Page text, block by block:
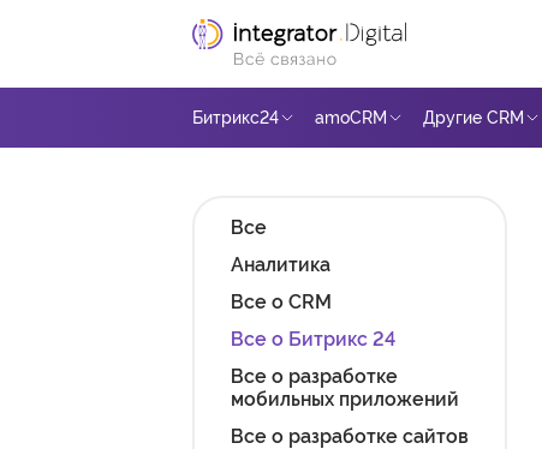
Ссылка на главную страницу
Битрикс24 amoCRM Другие CRM
Все
Аналитика
Все о CRM
Все о Битрикс 24
Все о разработке
мобильных приложений
Все о разработке сайтов